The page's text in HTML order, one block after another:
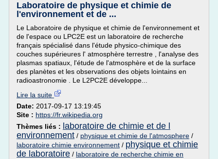
Laboratoire de physique et chimie de
l'environnement et de ...
Le Laboratoire de physique et chimie de l'environnement et
de l'espace ou LPC2E est un laboratoire de recherche
français spécialisé dans l'étude physico-chimique des
couches supérieures l' atmosphère terrestre , l'analyse des
plasmas spatiaux, l'étude de l'atmosphère et de la surface
des planètes et les observations des objets lointains en
radioastronomie . Le L2PC2E développe...
Lire la suite
Date: 2017-09-17 13:19:45
Site : https://fr.wikipedia.org
Thèmes liés : laboratoire de chimie et de l
environnement / physique et chimie de l'atmosphere /
laboratoire chimie environnement / physique et chimie
de laboratoire / laboratoire de recherche chimie en